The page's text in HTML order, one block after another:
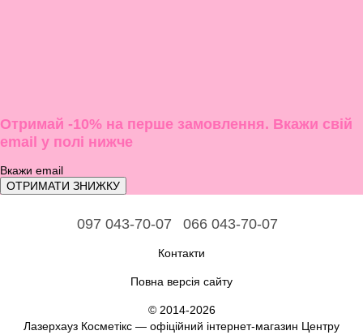
Отримай -10% на перше замовлення. Вкажи свій
email у полі нижче
ОТРИМАТИ ЗНИЖКУ
097 043-70-07 066 043-70-07
Контакти
Повна версія сайту
© 2014-2026
Лазерхауз Косметікс — офіційний інтернет-магазин Центру